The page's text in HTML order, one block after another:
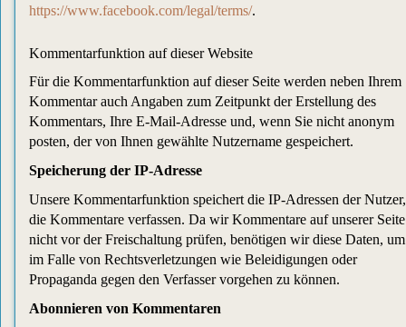
https://www.facebook.com/legal/terms/.
Kommentarfunktion auf dieser Website
Für die Kommentarfunktion auf dieser Seite werden neben Ihrem
Kommentar auch Angaben zum Zeitpunkt der Erstellung des
Kommentars, Ihre E-Mail-Adresse und, wenn Sie nicht anonym
posten, der von Ihnen gewählte Nutzername gespeichert.
Speicherung der IP-Adresse
Unsere Kommentarfunktion speichert die IP-Adressen der Nutzer,
die Kommentare verfassen. Da wir Kommentare auf unserer Seite
nicht vor der Freischaltung prüfen, benötigen wir diese Daten, um
im Falle von Rechtsverletzungen wie Beleidigungen oder
Propaganda gegen den Verfasser vorgehen zu können.
Abonnieren von Kommentaren